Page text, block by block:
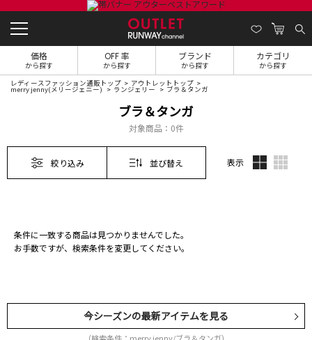
価格
から探す
OFF 率
から探す
ブランド
から探す
カテゴリ
から探す
レディースファッション通販トップ アウトレットトップ
merry jenny(メリージェニー) ランジェリー ブラ＆タンガ
ブラ＆タンガ
対象商品： 0件
絞り込み 並び替え 表示
条件に一致する商品は見つかりませんでした。
お手数ですが、検索条件を変更してください。
今シーズンの最新アイテムを見る